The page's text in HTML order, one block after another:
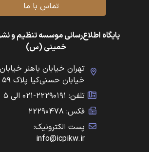
تماس با ما
پایگاه اطلاع‌رسانی موسسه تنظیم و نشر
خمینی (س)
تهران خیابان باهنر
خیابان حسنی‌کیا پلاک ۵۹
تلفن: ۲۲۲۹۰۱۹۱-۰۲۱ الی ۵
فکس: ۲۲۲۹۰۴۷۸
پست الکترونیک:
info@icpikw.ir